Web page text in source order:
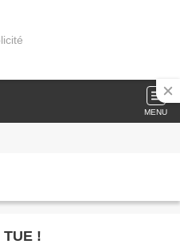
MENU
TUE !